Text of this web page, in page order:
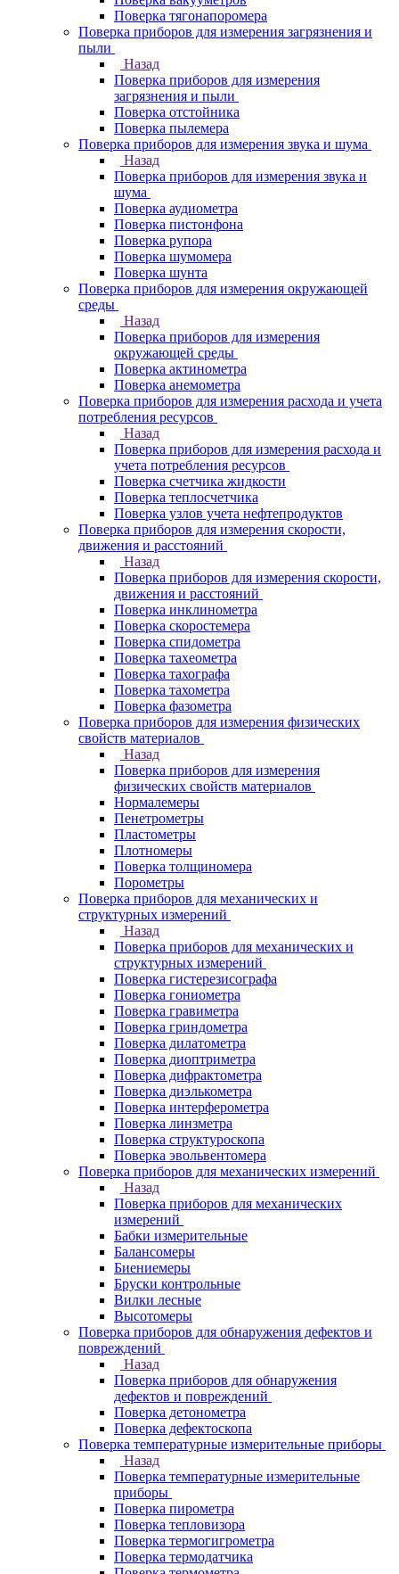
Поверка тягонапоромера
Поверка приборов для измерения загрязнения и
пыли
Назад
Поверка приборов для измерения
загрязнения и пыли
Поверка отстойника
Поверка пылемера
Поверка приборов для измерения звука и шума
Назад
Поверка приборов для измерения звука и
шума
Поверка аудиометра
Поверка пистонфона
Поверка рупора
Поверка шумомера
Поверка шунта
Поверка приборов для измерения окружающей
среды
Назад
Поверка приборов для измерения
окружающей среды
Поверка актинометра
Поверка анемометра
Поверка приборов для измерения расхода и учета
потребления ресурсов
Назад
Поверка приборов для измерения расхода и
учета потребления ресурсов
Поверка счетчика жидкости
Поверка теплосчетчика
Поверка узлов учета нефтепродуктов
Поверка приборов для измерения скорости,
движения и расстояний
Назад
Поверка приборов для измерения скорости,
движения и расстояний
Поверка инклинометра
Поверка скоростемера
Поверка спидометра
Поверка тахеометра
Поверка тахографа
Поверка тахометра
Поверка фазометра
Поверка приборов для измерения физических
свойств материалов
Назад
Поверка приборов для измерения
физических свойств материалов
Нормалемеры
Пенетрометры
Пластометры
Плотномеры
Поверка толщиномера
Порометры
Поверка приборов для механических и
структурных измерений
Назад
Поверка приборов для механических и
структурных измерений
Поверка гистерезисографа
Поверка гониометра
Поверка гравиметра
Поверка гриндометра
Поверка дилатометра
Поверка диоптриметра
Поверка дифрактометра
Поверка диэлькометра
Поверка интерферометра
Поверка линзметра
Поверка структуроскопа
Поверка эвольвентомера
Поверка приборов для механических измерений
Назад
Поверка приборов для механических
измерений
Бабки измерительные
Балансомеры
Биениемеры
Бруски контрольные
Вилки лесные
Высотомеры
Поверка приборов для обнаружения дефектов и
повреждений
Назад
Поверка приборов для обнаружения
дефектов и повреждений
Поверка детонометра
Поверка дефектоскопа
Поверка температурные измерительные приборы
Назад
Поверка температурные измерительные
приборы
Поверка пирометра
Поверка тепловизора
Поверка термогигрометра
Поверка термодатчика